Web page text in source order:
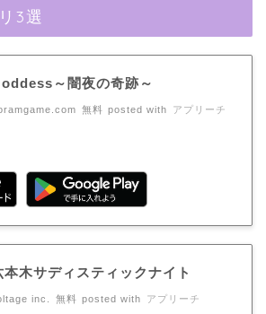
3選
～闇夜の奇跡～
無料 posted with アプリーチ
本木サディスティックナイト
inc. 無料 posted with アプリーチ